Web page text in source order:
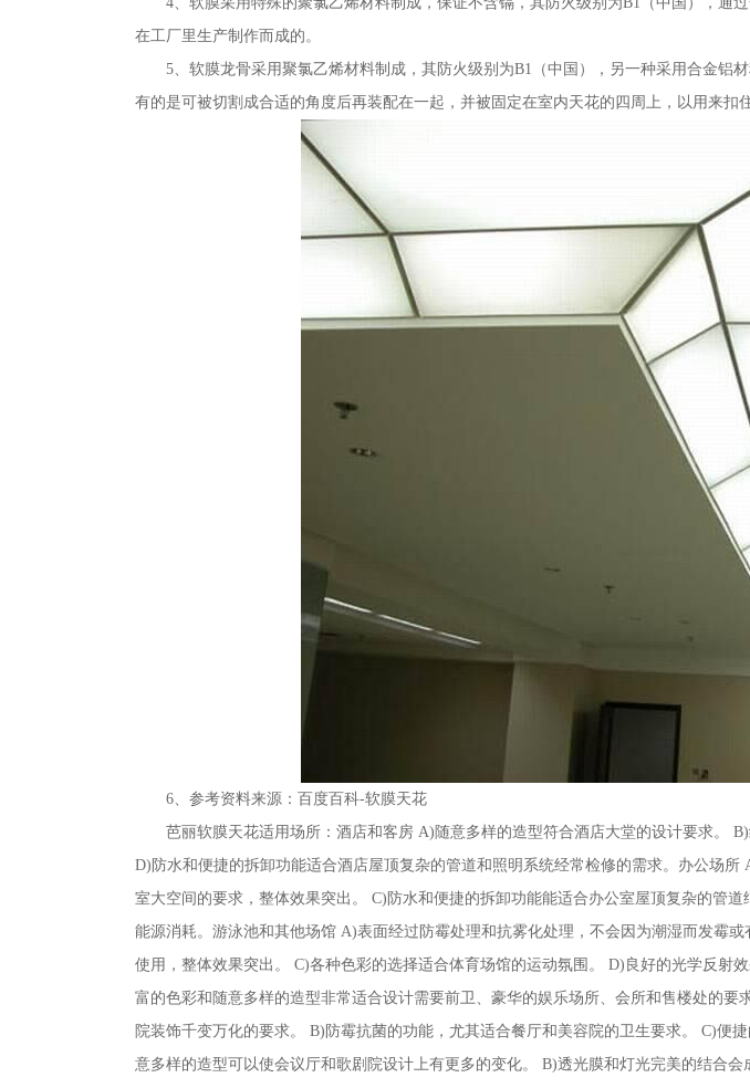
在工厂里生产制作而成的。
5、软膜龙骨采用聚氯乙烯材料制成，其防火级别为B1（中国），另一种采用合金铝
有的是可被切割成合适的角度后再装配在一起，并被固定在室内天花的四周上，以用来扣
6、参考资料来源：百度百科-软膜天花
芭丽软膜天花适用场所：酒店和客房 A)随意多样的造型符合酒店大堂的设计要求。
D)防水和便捷的拆卸功能适合酒店屋顶复杂的管道和照明系统经常检修的需求。办公场
室大空间的要求，整体效果突出。 C)防水和便捷的拆卸功能能适合办公室屋顶复杂的管
能源消耗。游泳池和其他场馆 A)表面经过防霉处理和抗雾化处理，不会因为潮湿而发霉
使用，整体效果突出。 C)各种色彩的选择适合体育场馆的运动氛围。 D)良好的光学反
富的色彩和随意多样的造型非常适合设计需要前卫、豪华的娱乐场所、会所和售楼处的
院装饰千变万化的要求。 B)防霉抗菌的功能，尤其适合餐厅和美容院的卫生要求。 C)
意多样的造型可以使会议厅和歌剧院设计上有更多的变化。 B)透光膜和灯光完美的结合